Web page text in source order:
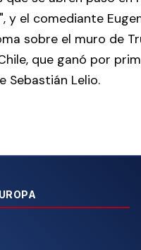
y el comediante
sobre el muro de
que ganó por
Sebastián Lelio.